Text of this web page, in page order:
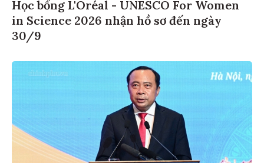
Học bổng L'Oréal - UNESCO For Women
in Science 2026 nhận hồ sơ đến ngày
30/9